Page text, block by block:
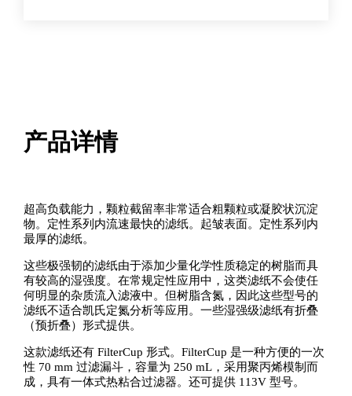
产品详情
超高负载能力，颗粒截留率非常适合粗颗粒或凝胶状沉淀
物。定性系列内流速最快的滤纸。起皱表面。定性系列内
最厚的滤纸。
这些极强韧的滤纸由于添加少量化学性质稳定的树脂而具
有较高的湿强度。在常规定性应用中，这类滤纸不会使任
何明显的杂质流入滤液中。但树脂含氮，因此这些型号的
滤纸不适合凯氏定氮分析等应用。一些湿强级滤纸有折叠
（预折叠）形式提供。
这款滤纸还有 FilterCup 形式。FilterCup 是一种方便的一次
性 70 mm 过滤漏斗，容量为 250 mL，采用聚丙烯模制而
成，具有一体式热粘合过滤器。还可提供 113V 型号。